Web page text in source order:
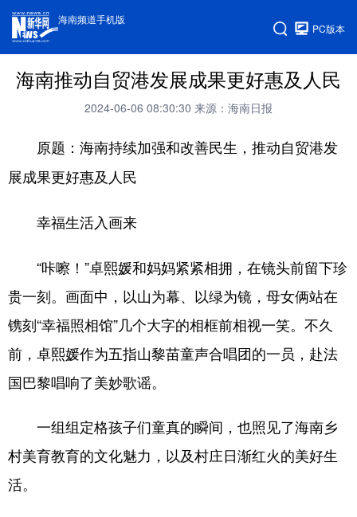
海南频道手机版
PC版本
海南推动自贸港发展成果更好惠及人民
2024-06-06 08:30:30 来源：海南日报
原题：海南持续加强和改善民生，推动自贸港发
展成果更好惠及人民
幸福生活入画来
“咔嚓！”卓熙媛和妈妈紧紧相拥，在镜头前留下珍
贵一刻。画面中，以山为幕、以绿为镜，母女俩站在
镌刻“幸福照相馆”几个大字的相框前相视一笑。不久
前，卓熙媛作为五指山黎苗童声合唱团的一员，赴法
国巴黎唱响了美妙歌谣。
一组组定格孩子们童真的瞬间，也照见了海南乡
村美育教育的文化魅力，以及村庄日渐红火的美好生
活。